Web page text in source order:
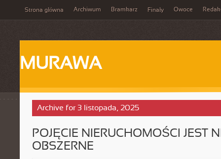
Strona główna Archiwum Bramkarz Finały Owoce
MURAWA
Archive for 3 listopada, 2025
POJĘCIE NIERUCHOMOŚCI JEST
OBSZERNE